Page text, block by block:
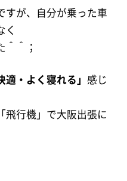
すが、自分が乗った車
く
＾；
適・よく寝れる」 感じ
飛行機」で大阪出張に